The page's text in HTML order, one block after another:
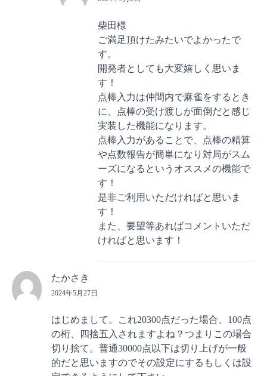
柴田様
ご満足頂けたみたいでよかったで
す。
開発者としても大変嬉しく思いま
す！
点棒入力は仲間内で麻雀をするとき
に、点棒の受け渡しが面倒だと感じ
実装した機能になります。
点棒入力があることで、点棒の精算
や点数報告が簡単になり対局がスム
ーズになるというオススメの機能で
す！
是非ご利用いただければと思いま
す！
また、要望等あればコメントいただ
ければと思います！
たかさき
2024年5月27日
はじめまして。これ20300点だった場合、100点
の桁、四捨五入されますよね？つまりこの場合
切り捨て。普通30000点以下は切り上げが一般
的だと思いますのでその設定にするもしくは設